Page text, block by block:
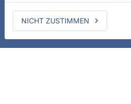
NICHT ZUSTIMMEN